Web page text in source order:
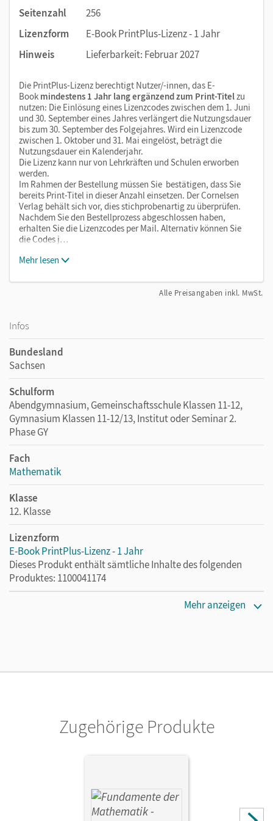
Seitenzahl
256
Lizenzform
E-Book PrintPlus-Lizenz - 1 Jahr
Hinweis
Lieferbarkeit: Februar 2027
Die PrintPlus-Lizenz berechtigt Nutzer/-innen, das E-
Book mindestens 1 Jahr lang ergänzend zum Print-Titelzu
nutzen: Die Einlösung eines Lizenzcodes zwischen dem 1. Juni
und 30. September eines Jahres verlängert die Nutzungsdauer
bis zum 30. September des Folgejahres. Wird ein Lizenzcode
zwischen 1. Oktober und 31. Mai eingelöst, beträgt die
Nutzungsdauer ein Kalenderjahr.
Die Lizenz kann nur von Lehrkräften und Schulen erworben
werden.
Im Rahmen der Bestellung müssen Sie bestätigen, dass Sie
bereits Print-Titel in dieser Anzahl einsetzen. Der Cornelsen
Verlag behält sich vor, dies stichprobenartig zu überprüfen.
Nachdem Sie den Bestellprozess abgeschlossen haben,
erhalten Sie die Lizenzcodes per Mail. Alternativ können Sie
die Codes j…
Mehr lesen
Alle Preisangaben inkl. MwSt.
Infos
Bundesland
Sachsen
Schulform
Abendgymnasium, Gemeinschaftsschule Klassen 11-12,
Gymnasium Klassen 11-12/13, Institut oder Seminar 2.
Phase GY
Fach
Mathematik
Klasse
12. Klasse
Lizenzform
E-Book PrintPlus-Lizenz - 1 Jahr
Dieses Produkt enthält sämtliche Inhalte des folgenden
Produktes: 1100041174
Mehr anzeigen
Zugehörige Produkte